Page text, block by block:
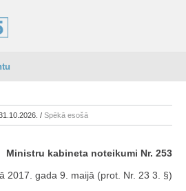
/ Spēkā esošā
Ministru kabineta noteikumi Nr. 253
2017. gada 9. maijā (prot. Nr. 23 3. §)